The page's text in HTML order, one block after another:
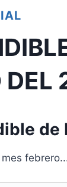
de